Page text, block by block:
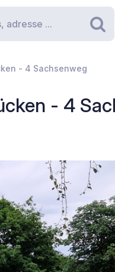
- 4 Sachsenweg
- 4